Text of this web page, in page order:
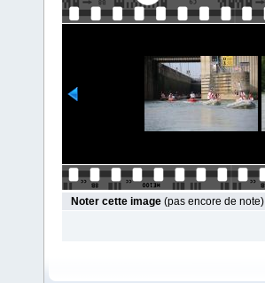
Noter cette image (pas encore de note)